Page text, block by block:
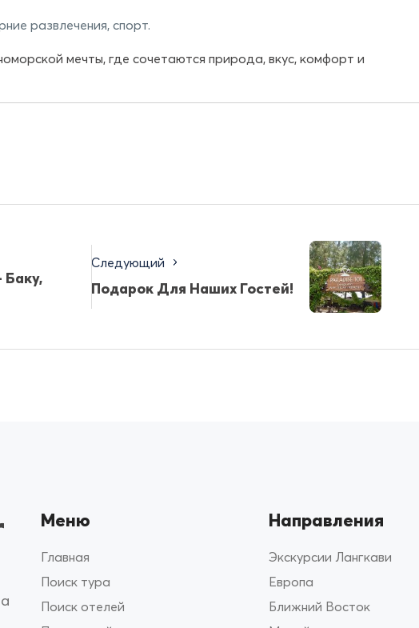
развлечения, спорт.
мечты, где сочетаются природа, вкус, комфорт и
Следующий
Подарок Для Наших Гостей!
Меню
Главная
Поиск тура
Поиск отелей
Направления
Экскурсии Лангкави
Европа
Ближний Восток